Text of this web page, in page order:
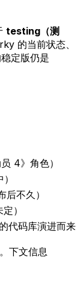
testing（测
的当前状态、
定版仍是
4》角色）
不久）
）
代码库演进而来
。下文信息